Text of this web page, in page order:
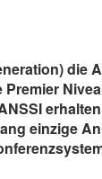
die
einzige